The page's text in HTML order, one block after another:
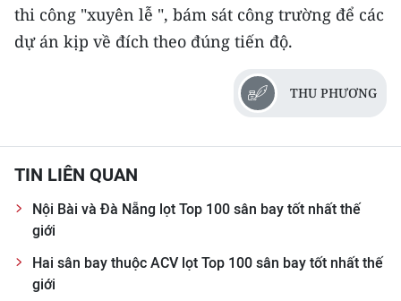
thi công "xuyên lễ ", bám sát công trường để các
dự án kịp về đích theo đúng tiến độ.
THU PHƯƠNG
TIN LIÊN QUAN
Nội Bài và Đà Nẵng lọt Top 100 sân bay tốt nhất thế
giới
Hai sân bay thuộc ACV lọt Top 100 sân bay tốt nhất thế
giới